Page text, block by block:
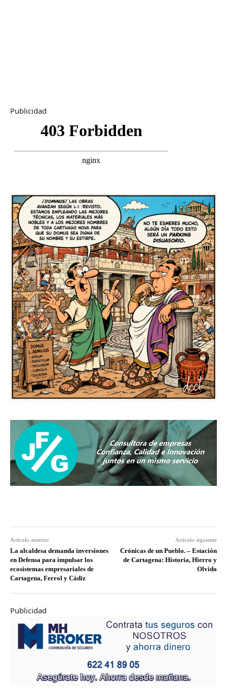
Publicidad
Artículo anterior
La alcaldesa demanda inversiones
en Defensa para impulsar los
ecosistemas empresariales de
Cartagena, Ferrol y Cádiz
Artículo siguiente
Crónicas de un Pueblo. – Estación
de Cartagena: Historia, Hierro y
Olvido
Publicidad